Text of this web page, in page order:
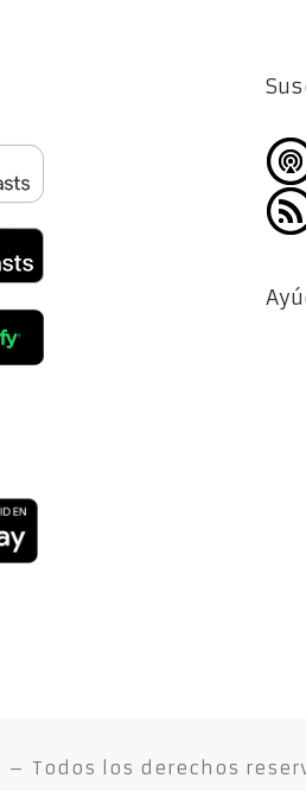
– Todos los derechos